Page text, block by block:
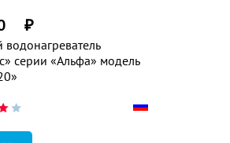
водонагреватель
серии «Альфа» модель
₽